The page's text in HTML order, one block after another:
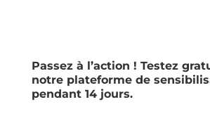
Passez à l’action ! Testez
notre plateforme de
pendant 14 jours.